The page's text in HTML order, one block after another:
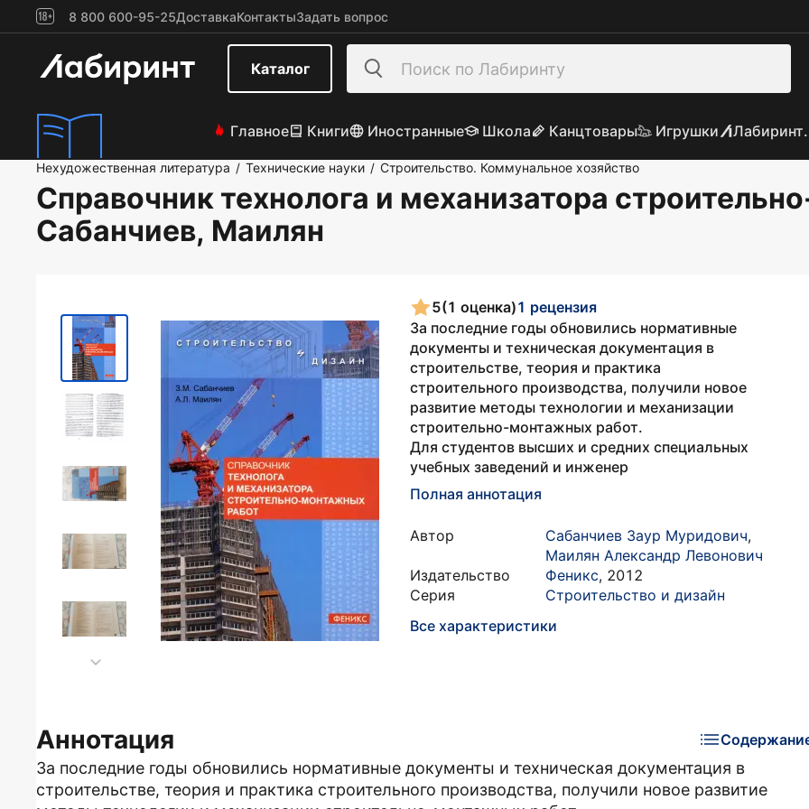
8 800 600-95-25ДоставкаКонтактыЗадать вопрос
Каталог
Главное Книги Иностранные Школа Канцтовары Игрушки
Нехудожественная литература / Технические науки / Строительство. Коммунальное хозяйство
Справочник технолога и механизатора
Сабанчиев, Маилян
5(1 оценка)1 рецензия
За последние годы обновились нормативные
документы и техническая документация в
строительстве, теория и практика
строительного производства, получили новое
развитие методы технологии и механизации
строительно-монтажных работ.
Для студентов высших и средних специальных
учебных заведений и инженер
Полная аннотация
Автор Сабанчиев Заур Муридович,
Маилян Александр Левонович
Издательство
Феникс, 2012
Серия
Строительство и дизайн
Все характеристики
Аннотация
За последние годы обновились нормативные документы и техническая документация в
строительстве, теория и практика строительного производства, получили новое развитие